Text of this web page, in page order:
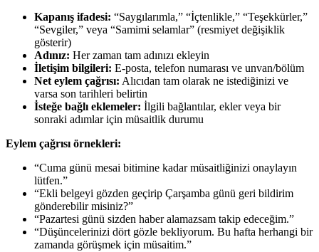
Kapanış ifadesi: “Saygılarımla,” “İçtenlikle,” “Teşekkürler,”
“Sevgiler,” veya “Samimi selamlar” (resmiyet değişiklik
gösterir)
Adınız: Her zaman tam adınızı ekleyin
İletişim bilgileri: E-posta, telefon numarası ve unvan/bölüm
Net eylem çağrısı: Alıcıdan tam olarak ne istediğinizi ve
varsa son tarihleri belirtin
İsteğe bağlı eklemeler: İlgili bağlantılar, ekler veya bir
sonraki adımlar için müsaitlik durumu
Eylem çağrısı örnekleri:
“Cuma günü mesai bitimine kadar müsaitliğinizi onaylayın
lütfen.”
“Ekli belgeyi gözden geçirip Çarşamba günü geri bildirim
gönderebilir misiniz?”
“Pazartesi günü sizden haber alamazsam takip edeceğim.”
“Düşüncelerinizi dört gözle bekliyorum. Bu hafta herhangi bir
zamanda görüşmek için müsaitim.”